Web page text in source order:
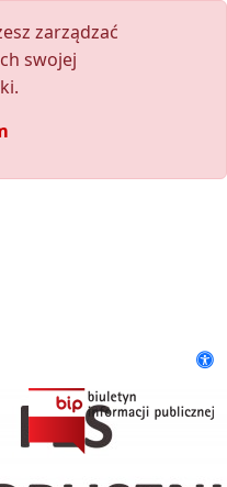
zarządzać
swojej